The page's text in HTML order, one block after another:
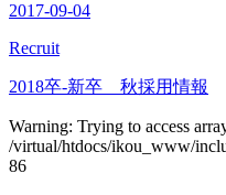
2017-09-04
Recruit
2018卒-新卒 秋採用情報
Warning: Trying to access
/virtual/htdocs/ikou_www/
86